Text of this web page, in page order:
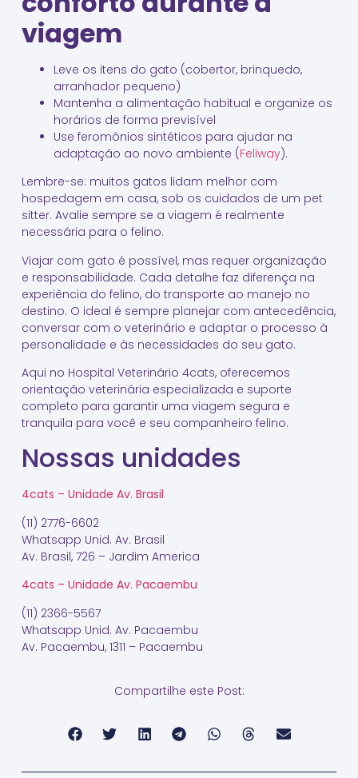
viagem
Leve os itens do gato (cobertor, brinquedo,
arranhador pequeno)
Mantenha a alimentação habitual e organize os
horários de forma previsível
Use feromônios sintéticos para ajudar na
adaptação ao novo ambiente (Feliway).
Lembre-se: muitos gatos lidam melhor com
hospedagem em casa, sob os cuidados de um pet
sitter. Avalie sempre se a viagem é realmente
necessária para o felino.
Viajar com gato é possível, mas requer organização
e responsabilidade. Cada detalhe faz diferença na
experiência do felino, do transporte ao manejo no
destino. O ideal é sempre planejar com antecedência,
conversar com o veterinário e adaptar o processo à
personalidade e às necessidades do seu gato.
Aqui no Hospital Veterinário 4cats, oferecemos
orientação veterinária especializada e suporte
completo para garantir uma viagem segura e
tranquila para você e seu companheiro felino.
Nossas unidades
4cats – Unidade Av. Brasil
(11) 2776-6602
Whatsapp Unid. Av. Brasil
Av. Brasil, 726 – Jardim America
4cats – Unidade Av. Pacaembu
(11) 2366-5567
Whatsapp Unid. Av. Pacaembu
Av. Pacaembu, 1311 – Pacaembu
Compartilhe este Post: